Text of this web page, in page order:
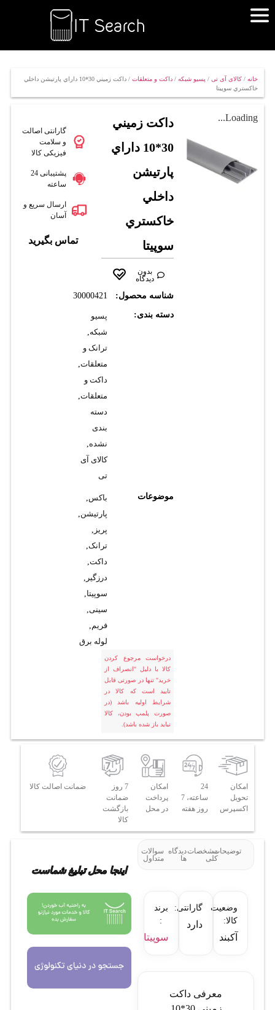
خانه/ کالای آی تی/ پسیو شبکه/ داکت و متعلقات
/ داکت زميني 30*10 داراي پارتيشن داخلي
خاکستري سوپيتا
Loading...
داکت زميني
30*10 داراي
پارتيشن
داخلي
خاکستري
سوپيتا
بدون
دیدگاه
شناسه محصول: 30000421
دسته بندی:
پسیو
شبکه,
ترانک و
متعلقات,
داکت و
متعلقات,
دسته
بندی
نشده,
کالای آی
تی
موضوعات باکس,
پارتیشن,
پریز ,
ترانک,
داکت,
درزگیر ,
سوپیتا,
سینی,
فریم,
لوله برق
درخواست مرجوع کردن
کالا با دلیل "انصراف از
خرید" تنها در صورتی قابل
تایید است که کالا در
شرایط اولیه باشد (در
صورت پلمپ بودن، کالا
نباید باز شده باشد).
گارانتی اصالت
و سلامت
فیزیکی کالا
پشتیبانی 24
ساعته
ارسال سریع و
آسان
تماس بگیرید
امکان
تحویل
اکسپرس
24
ساعته، 7
روز هفته
امکان
پرداخت
در محل
7 روز
ضمانت
بازگشت
کالا
ضمانت اصالت کالا
توضیحاتمشخصات
کلی
دیدگاه
ها
سوالات
متداول
وضعیت
کالا:
آکبند
گارانتی:
دارد
برند
:
سوپیتا
معرفی داکت
اینجا محل تبلیغ شماست